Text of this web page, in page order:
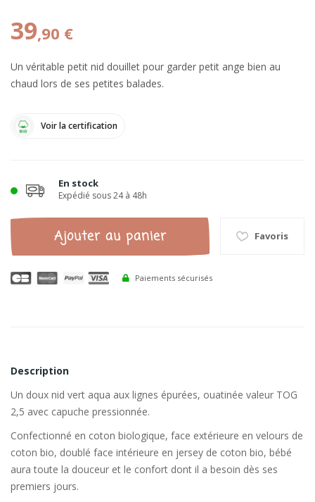
39,90 €
Un véritable petit nid douillet pour garder petit ange bien au
chaud lors de ses petites balades.
Voir la certification
En stock
Expédié sous 24 à 48h
Ajouter au panier Favoris
Paiements sécurisés
Description
Un doux nid vert aqua aux lignes épurées, ouatinée valeur TOG
2,5 avec capuche pressionnée.
Confectionné en coton biologique, face extérieure en velours de
coton bio, doublé face intérieure en jersey de coton bio, bébé
aura toute la douceur et le confort dont il a besoin dès ses
premiers jours.